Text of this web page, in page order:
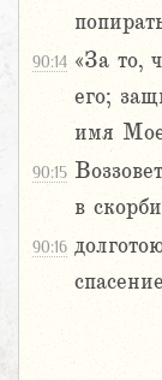
90:14 «За то,
его;
имя
90:15
в
90:16